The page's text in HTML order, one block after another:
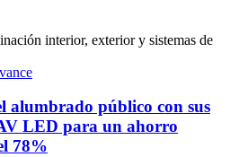
interior, exterior y sistemas de
alumbrado público con sus
LED para un ahorro
78%